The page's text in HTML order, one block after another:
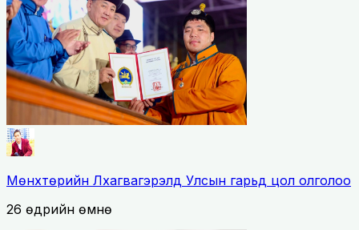
Мөнхтөрийн Лхагвагэрэлд Улсын гарьд цол олголоо
26 өдрийн өмнө